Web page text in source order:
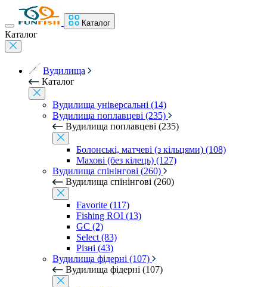
Каталог
Каталог
Вудилища
Каталог
Вудилища універсальні (14)
Вудилища поплавцеві (235)
Вудилища поплавцеві (235)
Болонські, матчеві (з кільцями) (108)
Махові (без кілець) (127)
Вудилища спінінгові (260)
Вудилища спінінгові (260)
Favorite (117)
Fishing ROI (13)
GC (2)
Select (83)
Різні (43)
Вудилища фідерні (107)
Вудилища фідерні (107)